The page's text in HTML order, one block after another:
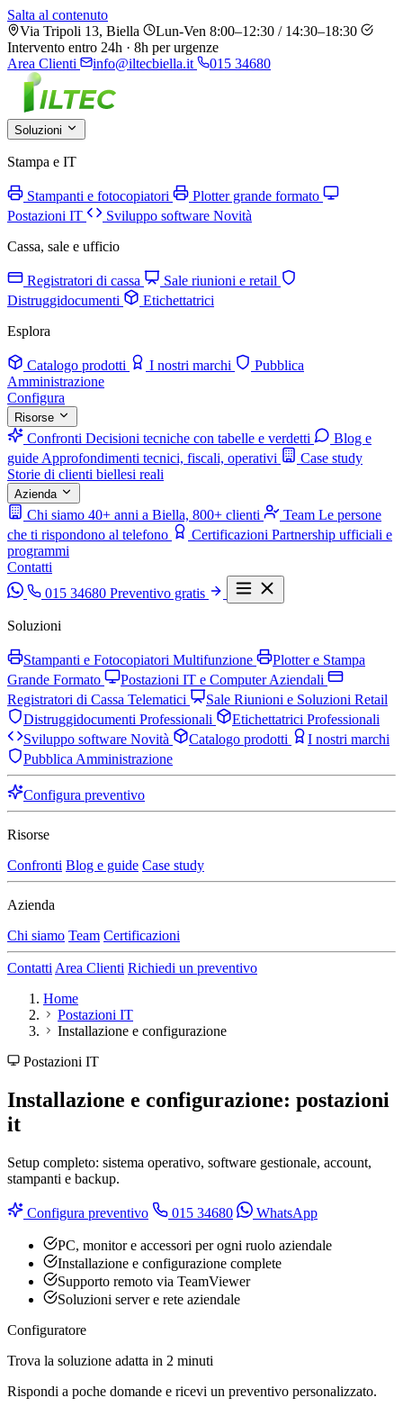
Salta al contenuto
Via Tripoli 13, Biella
Lun-Ven 8:00–12:30 / 14:30–18:30
Intervento entro 24h · 8h per urgenze
Area Clienti
info@iltecbiella.it 015 34680
Soluzioni
Stampa e IT
Stampanti e fotocopiatori
Plotter grande formato
Postazioni IT
Sviluppo software Novità
Cassa, sale e ufficio
Registratori di cassa
Sale riunioni e retail
Distruggidocumenti
Etichettatrici
Esplora
Catalogo prodotti I nostri marchi
Pubblica
Amministrazione
Configura
Risorse
Confronti Decisioni tecniche con tabelle e verdetti
Blog e
guide Approfondimenti tecnici, fiscali, operativi
Case study
Storie di clienti biellesi reali
Azienda
Chi siamo 40+ anni a Biella, 800+ clienti Team Le persone
che ti rispondono al telefono
Certificazioni Partnership ufficiali e
programmi
Contatti
015 34680 Preventivo gratis
Soluzioni
Stampanti e Fotocopiatori Multifunzione
Plotter e Stampa
Grande Formato
Postazioni IT e Computer Aziendali
Registratori di Cassa Telematici
Sale Riunioni e Soluzioni Retail
Distruggidocumenti Professionali
Etichettatrici Professionali
Sviluppo software Novità Catalogo prodotti
I nostri marchi
Pubblica Amministrazione
Configura preventivo
Risorse
Confronti Blog e guide Case study
Azienda
Chi siamo Team Certificazioni
Contatti Area Clienti Richiedi un preventivo
Home
Postazioni IT
Installazione e configurazione
Postazioni IT
Installazione e configurazione: postazioni
it
Setup completo: sistema operativo, software gestionale, account,
stampanti e backup.
Configura preventivo 015 34680 WhatsApp
PC, monitor e accessori per ogni ruolo aziendale
Installazione e configurazione complete
Supporto remoto via TeamViewer
Soluzioni server e rete aziendale
Configuratore
Trova la soluzione adatta in 2 minuti
Rispondi a poche domande e ricevi un preventivo personalizzato.